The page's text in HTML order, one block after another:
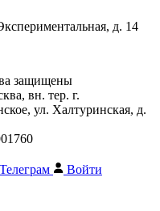
д. 14
защищены
вн. тер. г.
ул. Халтуринская, д.
Телеграм Войти